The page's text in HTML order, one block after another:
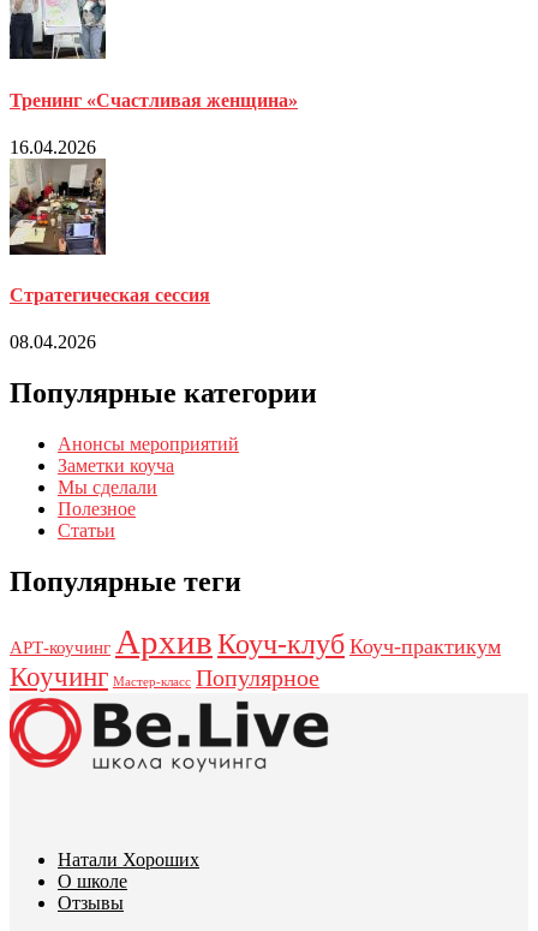
Тренинг «Счастливая женщина»
16.04.2026
Стратегическая сессия
08.04.2026
Популярные категории
Анонсы мероприятий
Заметки коуча
Мы сделали
Полезное
Статьи
Популярные теги
АРТ-коучинг АрхивКоуч-клуб Коуч-практикум
Коучинг Мастер-класс Популярное
Натали Хороших
О школе
Отзывы